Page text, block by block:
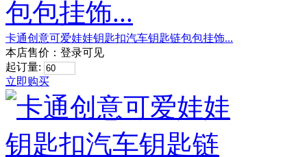
卡通创意可爱娃娃钥匙扣汽车钥匙链包包挂饰...
本店售价： 登录可见
起订量:
立即购买